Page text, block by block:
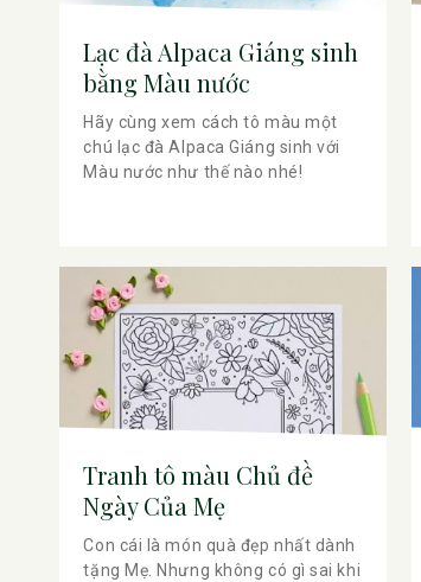
Lạc đà Alpaca Giáng sinh
bằng Màu nước
Hãy cùng xem cách tô màu một
chú lạc đà Alpaca Giáng sinh với
Màu nước như thế nào nhé!
Tranh tô màu Chủ đề
Ngày Của Mẹ
Con cái là món quà đẹp nhất dành
tặng Mẹ. Nhưng không có gì sai khi